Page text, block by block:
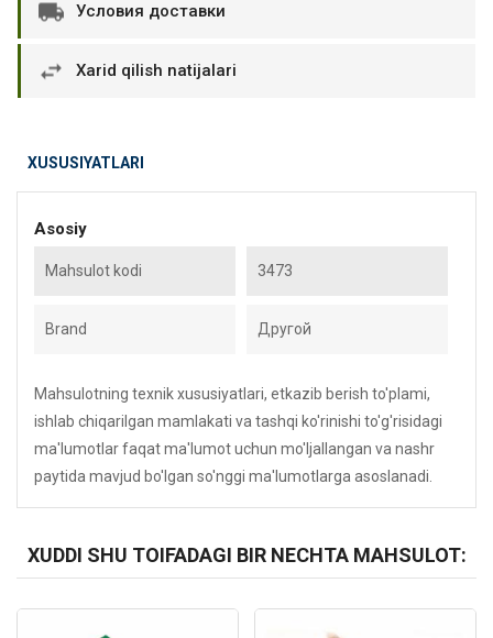
Условия доставки
Xarid qilish natijalari
XUSUSIYATLARI
Asosiy
Mahsulot kodi 3473
Brand Другой
Mahsulotning texnik xususiyatlari, etkazib berish to'plami,
ishlab chiqarilgan mamlakati va tashqi ko'rinishi to'g'risidagi
ma'lumotlar faqat ma'lumot uchun mo'ljallangan va nashr
paytida mavjud bo'lgan so'nggi ma'lumotlarga asoslanadi.
XUDDI SHU TOIFADAGI BIR NECHTA MAHSULOT: